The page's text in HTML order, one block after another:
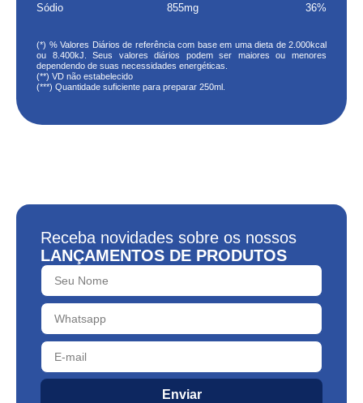
Sódio
855mg 36%
(*) % Valores Diários de referência com base em uma dieta de 2.000kcal
ou 8.400kJ. Seus valores diários podem ser maiores ou menores
dependendo de suas necessidades energéticas.
(**) VD não estabelecido
(***) Quantidade suficiente para preparar 250ml.
Receba novidades sobre os nossos
LANÇAMENTOS DE PRODUTOS
Enviar